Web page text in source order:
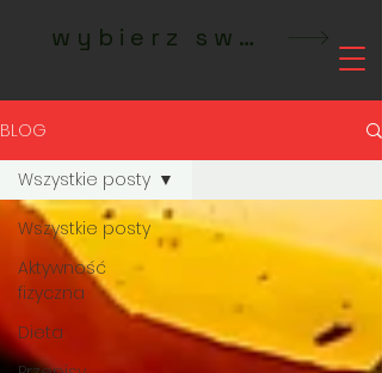
wybierz swoje studio MeetFit
BLOG
Wszystkie posty
Aktywność
fizyczna
Dieta
Wszystkie posty